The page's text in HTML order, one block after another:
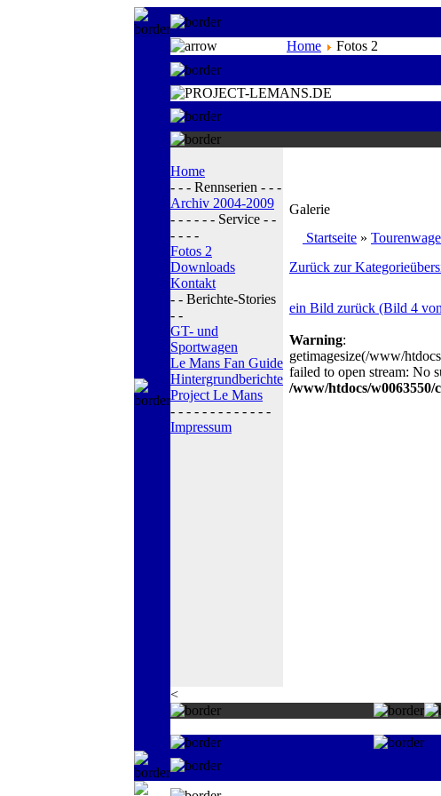
Home Fotos 2
Home
- - - Rennserien - - -
Archiv 2004-2009
- - - - - - Service - -
- - - -
Fotos 2
Downloads
Kontakt
- - Berichte-Stories
- -
GT- und
Sportwagen
Le Mans Fan Guide
Hintergrundberichte
Project Le Mans
- - - - - - - - - - - - -
Impressum
Galerie
Startseite »
Zurück zur
ein Bild zurück (Bild 4
Warning:
getimagesize(/www/
failed to open stream: No
/www/htdocs/w0063550/
<